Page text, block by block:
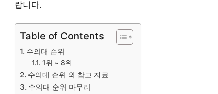
랍니다.
Table of Contents
수의대 순위
1위 ~ 8위
수의대 순위 외 참고 자료
수의대 순위 마무리